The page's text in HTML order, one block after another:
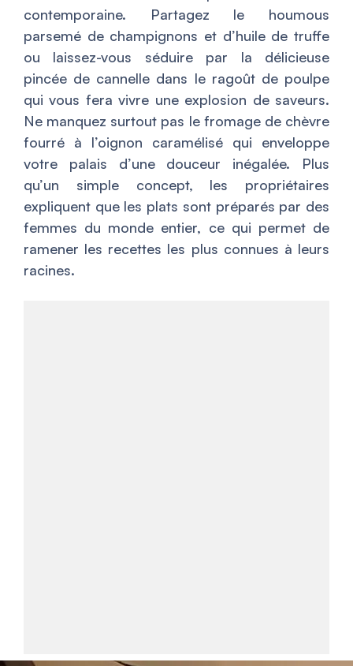
contemporaine. Partagez le houmous
parsemé de champignons et d’huile de truffe
ou laissez-vous séduire par la délicieuse
pincée de cannelle dans le ragoût de poulpe
qui vous fera vivre une explosion de saveurs.
Ne manquez surtout pas le fromage de chèvre
fourré à l’oignon caramélisé qui enveloppe
votre palais d’une douceur inégalée. Plus
qu’un simple concept, les propriétaires
expliquent que les plats sont préparés par des
femmes du monde entier, ce qui permet de
ramener les recettes les plus connues à leurs
racines.